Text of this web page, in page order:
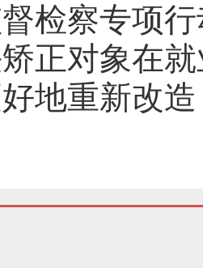
检察专项
正对象在
地重新改